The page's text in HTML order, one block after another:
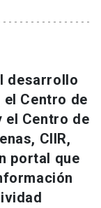
desarrollo
Centro de
el Centro de
CIIR,
portal que